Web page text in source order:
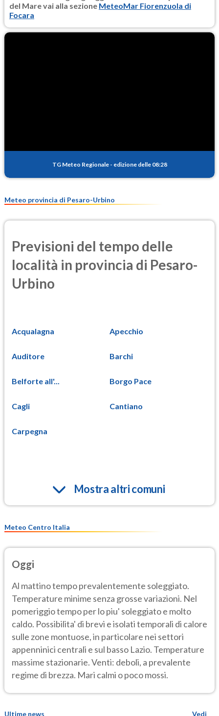
del Mare vai alla sezione MeteoMar Fiorenzuola di
Focara
TG Meteo Regionale - edizione delle 08:28
Meteo provincia di Pesaro-Urbino
Previsioni del tempo delle
località in provincia di Pesaro-
Urbino
Acqualagna Apecchio
Auditore Barchi
Belforte all'... Borgo Pace
Cagli Cantiano
Carpegna
Mostra altri comuni
Meteo Centro Italia
Oggi
Al mattino tempo prevalentemente soleggiato.
Temperature minime senza grosse variazioni. Nel
pomeriggio tempo per lo piu' soleggiato e molto
caldo. Possibilita' di brevi e isolati temporali di calore
sulle zone montuose, in particolare nei settori
appenninici centrali e sul basso Lazio. Temperature
massime stazionarie. Venti: deboli, a prevalente
regime di brezza. Mari calmi o poco mossi.
Ultime news Vedi